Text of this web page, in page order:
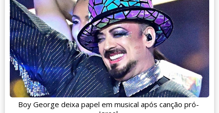
Boy George deixa papel em musical após canção pró-